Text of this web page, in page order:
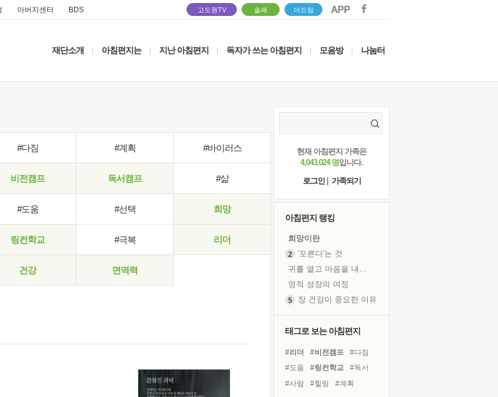
아버지센터 BDS 고도원TV 솔패 더드림
재단소개 아침편지는 지난 아침편지 독자가 쓰는 아침편지 모음방 나눔터
#다짐 #계획 #바이러스
비전캠프 독서캠프 #삶
#도움 #선택 희망
링컨학교 #극복 리더
건강 면역력
현재 아침편지 가족은
4,043,024 명입니다.
로그인
가족되기
아침편지 랭킹
희망이란
'모른다'는 것
귀를 열고 마음을 내어주고
영적 성장의 여정
장 건강이 중요한 이유
태그로 보는 아침편지
#리더 #비전캠프
#다짐
#도움
#링컨학교
#독서
#사람
#힐링
#계획